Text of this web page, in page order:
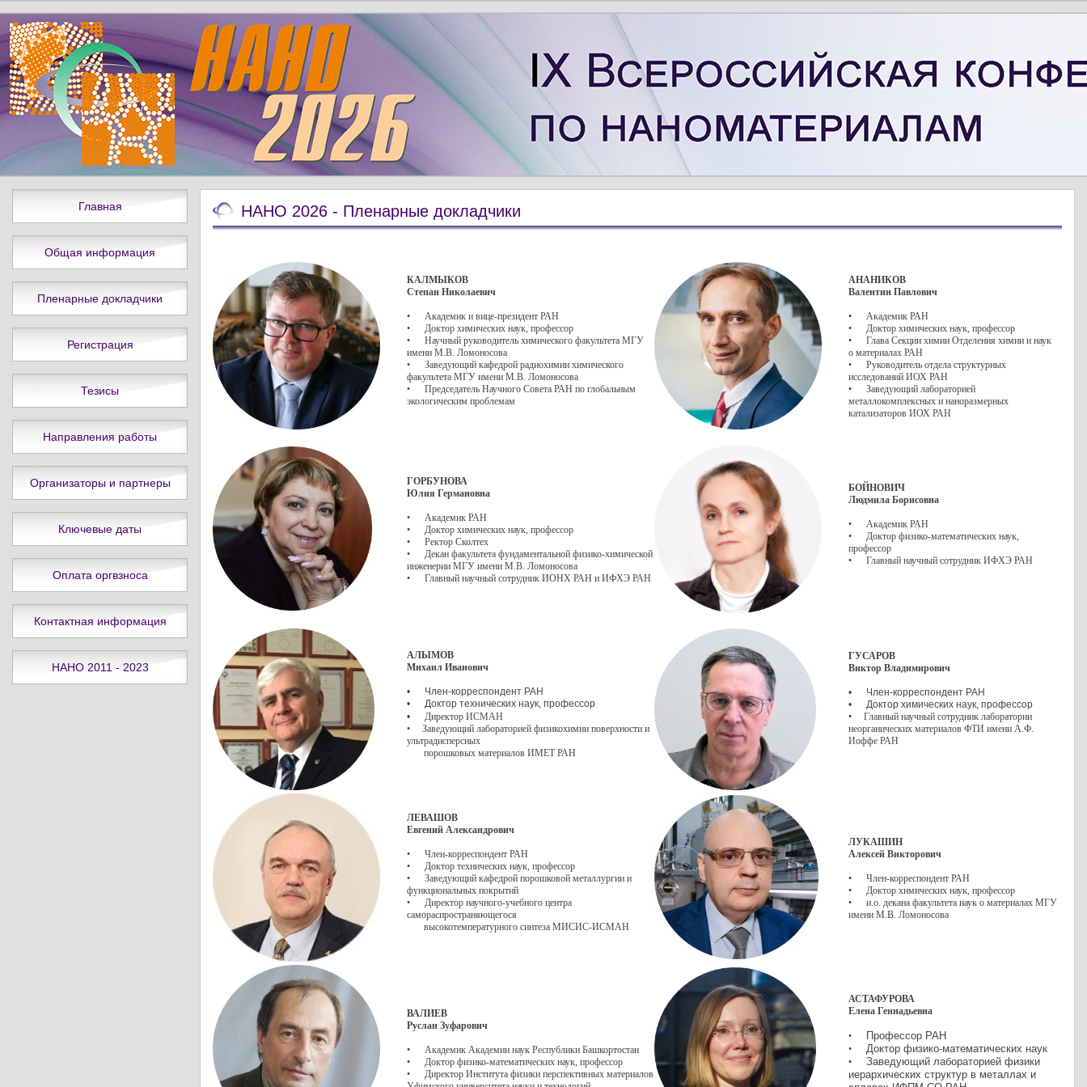
Главная
Общая информация
Пленарные докладчики
Регистрация
Тезисы
Направления работы
Организаторы и партнеры
Ключевые даты
Оплата оргвзноса
Контактная информация
НАНО 2011 - 2023
НАНО 2026 - Пленарные докладчики
КАЛМЫКОВ
Степан Николаевич
• Академик и вице-президент РАН
• Доктор химических наук, профессор
• Научный руководитель химического факультета МГУ
имени М.В. Ломоносова
• Заведующий кафедрой радиохимии химического
факультета МГУ имени М.В. Ломоносова
• Председатель Научного Совета РАН по глобальным
экологическим проблемам
АНАНИКОВ
Валентин Павлович
• Академик РАН
• Доктор химических наук, профессор
• Глава Секции химии Отделения химии и наук
о материалах РАН
• Руководитель отдела структурных
исследований ИОХ РАН
• Заведующий лабораторией
металлокомплексных и наноразмерных
катализаторов ИОХ РАН
ГОРБУНОВА
Юлия Германовна
• Академик РАН
• Доктор химических наук, профессор
• Ректор Сколтех
• Декан факультета фундаментальной физико-химической
инженерии МГУ имени М.В. Ломоносова
• Главный научный сотрудник ИОНХ РАН и ИФХЭ РАН
БОЙНОВИЧ
Людмила Борисовна
• Академик РАН
• Доктор физико-математических наук,
профессор
• Главный научный сотрудник ИФХЭ РАН
АЛЫМОВ
Михаил Иванович
• Член-корреспондент РАН
• Доктор технических наук, профессор
• Директор ИСМАН
• Заведующий лабораторией физикохимии поверхности и
ультрадисперсных
порошковых материалов ИМЕТ РАН
ГУСАРОВ
Виктор Владимирович
• Член-корреспондент РАН
• Доктор химических наук, профессор
• Главный научный сотрудник лаборатории
неорганических материалов ФТИ имени А.Ф.
Иоффе РАН
ЛЕВАШОВ
Евгений Александрович
• Член-корреспондент РАН
• Доктор технических наук, профессор
• Заведующий кафедрой порошковой металлургии и
функциональных покрытий
• Директор научного-учебного центра
самораспространяющегося
высокотемпературного синтеза МИСИС-ИСМАН
ЛУКАШИН
Алексей Викторович
• Член-корреспондент РАН
• Доктор химических наук, профессор
• и.о. декана факультета наук о материалах МГУ
имени М.В. Ломоносова
ВАЛИЕВ
Руслан Зуфарович
• Академик Академии наук Республики Башкортостан
• Доктор физико-математических наук, профессор
• Директор Института физики перспективных материалов
АСТАФУРОВА
Елена Геннадьевна
• Профессор РАН
• Доктор физико-математических наук
• Заведующий лабораторией физики
иерархических структур в металлах и